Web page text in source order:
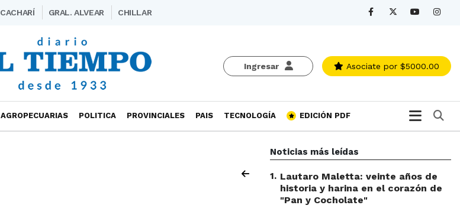
CACHARÍ GRAL. ALVEAR CHILLAR
Ingresar Asociate por $5000.00
AGROPECUARIAS POLITICA PROVINCIALES PAIS TECNOLOGÍA EDICIÓN PDF
Noticias más leídas
1. Lautaro Maletta: veinte años de
historia y harina en el corazón de
"Pan y Cocholate"